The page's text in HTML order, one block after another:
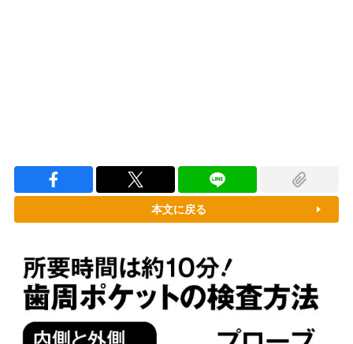
本文に戻る